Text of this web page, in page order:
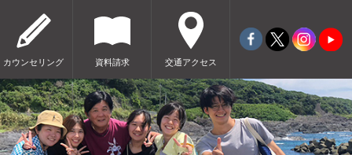
カウンセリング 資料請求 交通アクセス